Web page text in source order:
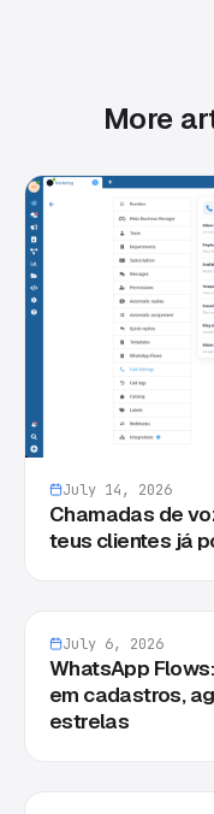
More
July 14, 2026
Chamadas de
teus clientes já
July 6, 2026
WhatsApp
em cadastros,
estrelas